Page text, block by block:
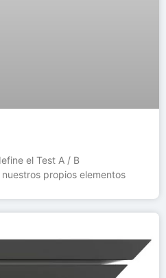
el Test A / B
propios elementos